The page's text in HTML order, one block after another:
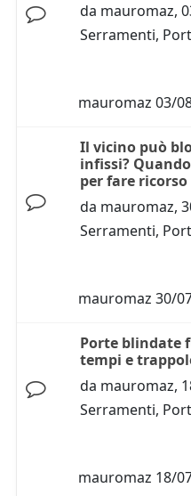
da mauromaz,
Serramenti,
mauromaz 03/
Il vicino può
infissi?
per fare ricorso
da mauromaz,
Serramenti,
mauromaz 30/
Porte blindate
tempi e
da mauromaz,
Serramenti,
mauromaz 18/